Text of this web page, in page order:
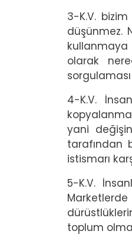
3-K.V.
düşünmez.
kullanmaya
olarak
4-K.V.
yani
tarafından
istismarı
5-K.V.
toplum